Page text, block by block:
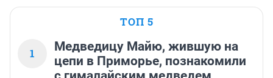
ТОП 5
1
Медведицу Майю, жившую на
цепи в Приморье, познакомили